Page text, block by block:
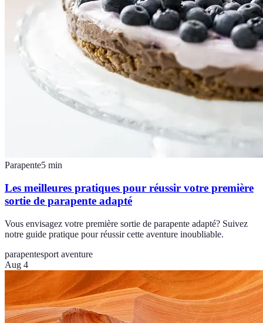
Parapente5 min
Les meilleures pratiques pour réussir votre première
sortie de parapente adapté
Vous envisagez votre première sortie de parapente adapté? Suivez
notre guide pratique pour réussir cette aventure inoubliable.
parapentesport aventure
Aug 4